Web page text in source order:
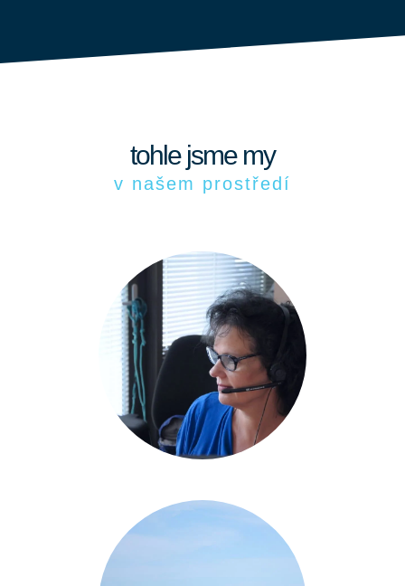
tohle jsme my
v našem prostředí